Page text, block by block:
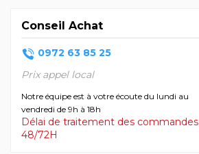
Conseil Achat
0972 63 85 25
Prix appel local
Notre équipe est à votre écoute du lundi au
vendredi de 9h à 18h
Délai de traitement des commandes
48/72H